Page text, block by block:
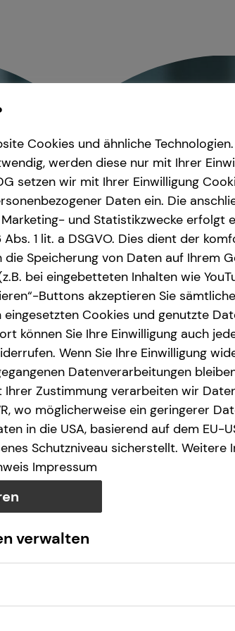
Cookies und ähnliche
werden diese nur mit Ihrer
setzen wir mit Ihrer Einwilligung
Daten ein. Die
und Statistikzwecke erfolgt
1 lit. a DSGVO. Dies dient der
die Speicherung von Daten auf Ihrem
bei eingebetteten Inhalten wie
Buttons akzeptieren Sie
Cookies und genutzte
können Sie Ihre Einwilligung auch
Wenn Sie Ihre Einwilligung
Datenverarbeitungen
Ihrer Zustimmung verarbeiten wir
wo möglicherweise ein geringerer
in die USA, basierend auf dem EU-
Schutzniveau sicherstellt. Weitere
Impressum
verwalten